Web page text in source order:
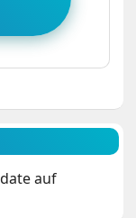
auf